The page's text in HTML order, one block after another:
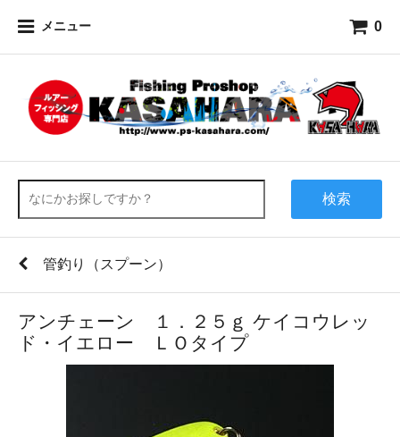
メニュー 0
検索
管釣り（スプーン）
アンチェーン １．２５ｇ ケイコウレッ
ド・イエロー ＬＯタイプ